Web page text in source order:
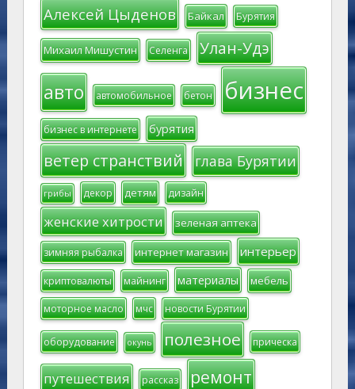
Алексей Цыденов Байкал Бурятия
Михаил Мишустин Селенга Улан-Удэ
авто автомобильное бетон бизнес
бизнес в интернете бурятия
ветер странствий глава Бурятии
грибы декор детям дизайн
женские хитрости зеленая аптека
зимняя рыбалка интернет магазин интерьер
криптовалюты майнинг материалы мебель
моторное масло мчс новости Бурятии
оборудование окунь полезное прическа
путешествия рассказ ремонт